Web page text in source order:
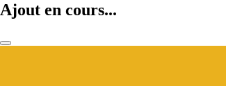
Ajout en cours...